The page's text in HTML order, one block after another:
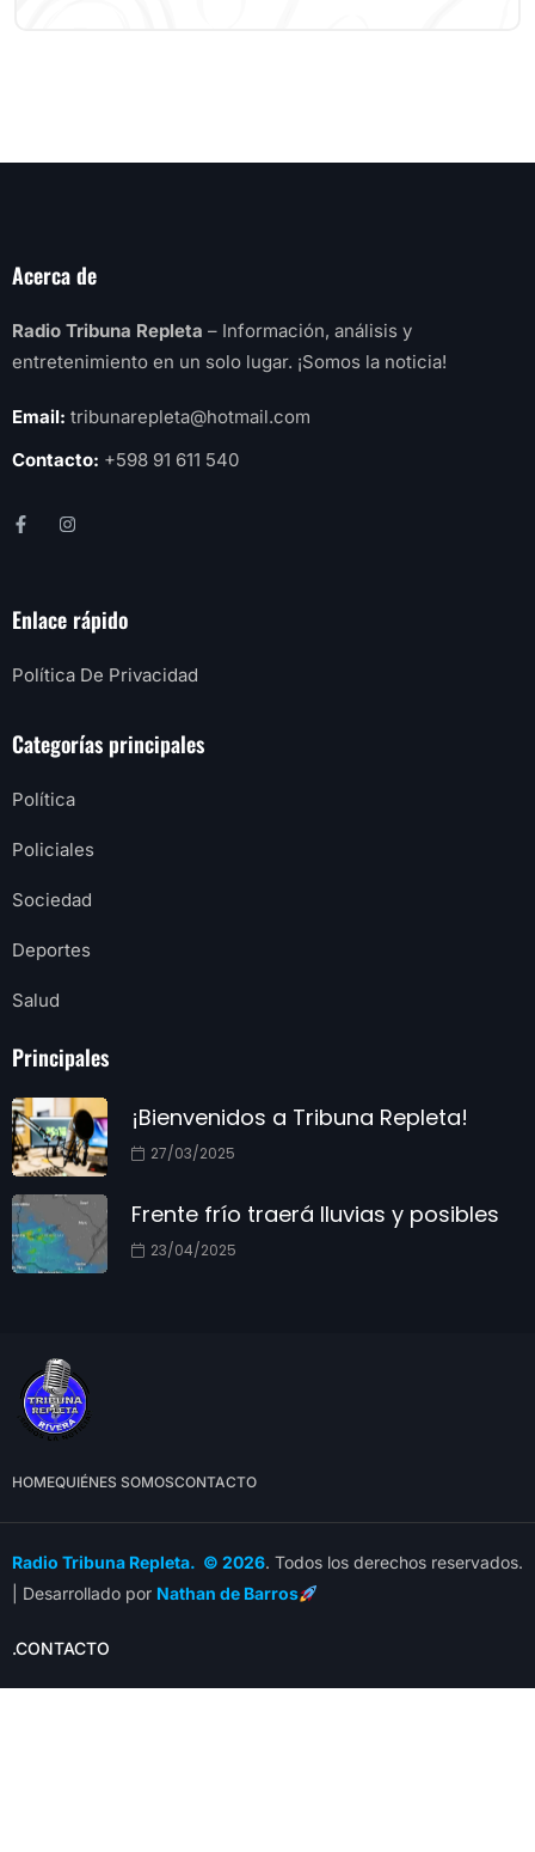
Acerca de
Radio Tribuna Repleta – Información, análisis y
entretenimiento en un solo lugar. ¡Somos la noticia!
Email: tribunarepleta@hotmail.com
Contacto: +598 91 611 540
Enlace rápido
Política De Privacidad
Categorías principales
Política
Policiales
Sociedad
Deportes
Salud
Principales
¡Bienvenidos a Tribuna Repleta!
27/03/2025
Frente frío traerá lluvias y posibles
23/04/2025
HOMEQUIÉNES SOMOSCONTACTO
Radio Tribuna Repleta. © 2026. Todos los derechos reservados.
| Desarrollado por Nathan de Barros
.CONTACTO